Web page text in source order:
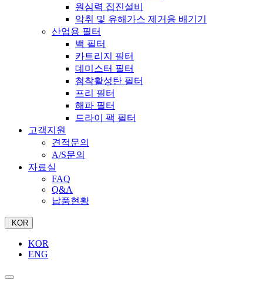
원심력 집진설비
악취 및 유해가스 제거용 배기기
산업용 필터
백 필터
카트리지 필터
데미스터 필터
첨착활성탄 필터
프리 필터
해파 필터
드라이 팩 필터
고객지원
견적문의
A/S문의
자료실
FAQ
Q&A
납품현황
KOR
KOR
ENG